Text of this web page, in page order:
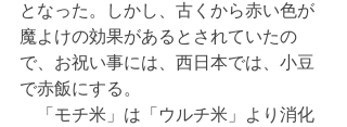
となった。しかし、古くから赤い色が
魔よけの効果があるとされていたの
で、お祝い事には、西日本では、小豆
で赤飯にする。
「モチ米」は「ウルチ米」より消化